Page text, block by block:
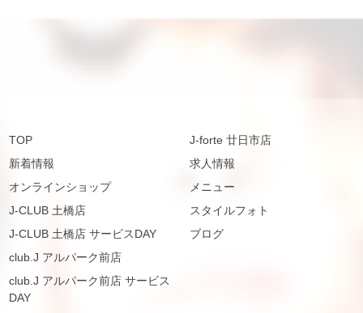
TOP
新着情報
オンラインショップ
J-CLUB 土橋店
J-CLUB 土橋店 サービスDAY
club.J アルパーク前店
club.J アルパーク前店 サービス
DAY
J-forte 廿日市店
求人情報
メニュー
スタイルフォト
ブログ